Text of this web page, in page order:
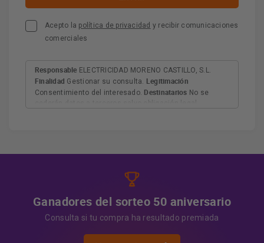
Acepto la política de privacidad y recibir comunicaciones
comerciales
Responsable ELECTRICIDAD MORENO CASTILLO, S.L.
Finalidad Gestionar su consulta. Legitimación
Consentimiento del interesado. Destinatarios No se
Ganadores del sorteo 50 aniversario
Consulta si tu compra ha resultado premiada